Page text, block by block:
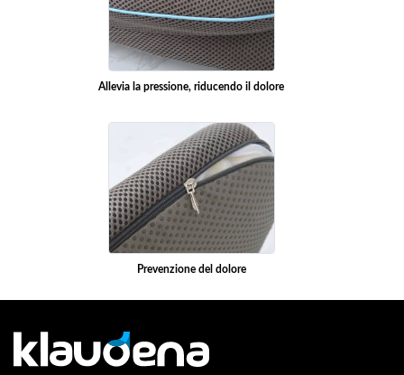
Allevia la pressione, riducendo il dolore
Prevenzione del dolore